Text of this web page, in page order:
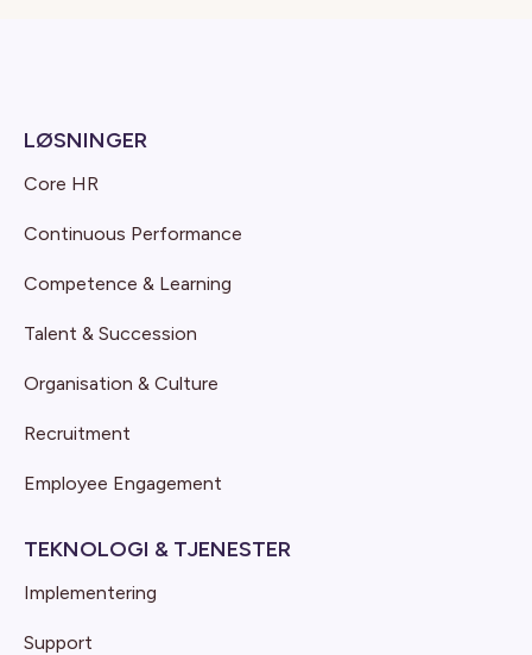
LØSNINGER
Core HR
Continuous Performance
Competence & Learning
Talent & Succession
Organisation & Culture
Recruitment
Employee Engagement
TEKNOLOGI & TJENESTER
Implementering
Support